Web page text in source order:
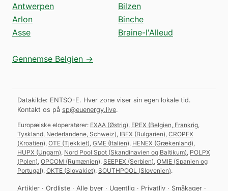
Antwerpen
Arlon
Asse
Bilzen
Binche
Braine-l'Alleud
Gennemse Belgien →
Datakilde: ENTSO-E. Hver zone viser sin egen lokale tid.
Kontakt os på sp@euenergy.live.
Europæiske eloperatører: EXAA (Østrig) EPEX (Belgien, Frankrig,
Tyskland, Nederlandene, Schweiz) IBEX (Bulgarien) CROPEX
(Kroatien) OTE (Tjekkiet) GME (Italien) HENEX (Grækenland)
HUPX (Ungarn) Nord Pool Spot (Skandinavien og Baltikum) POLPX
(Polen) OPCOM (Rumænien) SEEPEX (Serbien) OMIE (Spanien og
Portugal) OKTE (Slovakiet) SOUTHPOOL (Slovenien).
Artikler · Ordliste · Alle byer · Ugentlig · Privatliv · Småkager ·